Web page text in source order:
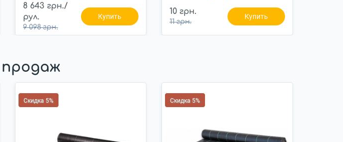
8 643 грн./
рул.
9 098 грн.
Купить
10 грн.
11 грн.
Купить
Скидка 5% Скидка 5%